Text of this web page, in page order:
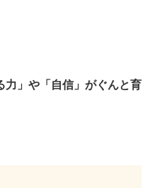
力」や「自信」がぐんと育